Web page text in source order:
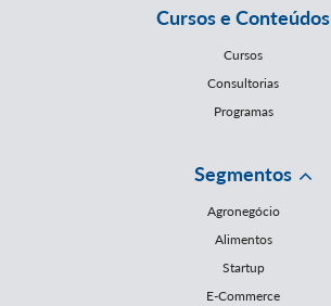
Cursos e Conteúdos
Cursos
Consultorias
Programas
Segmentos
Agronegócio
Alimentos
Startup
E-Commerce